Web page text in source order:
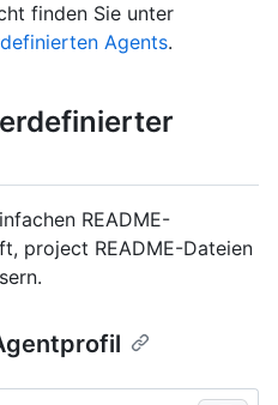
finden Sie unter
Agents.
README-
project README-Dateien